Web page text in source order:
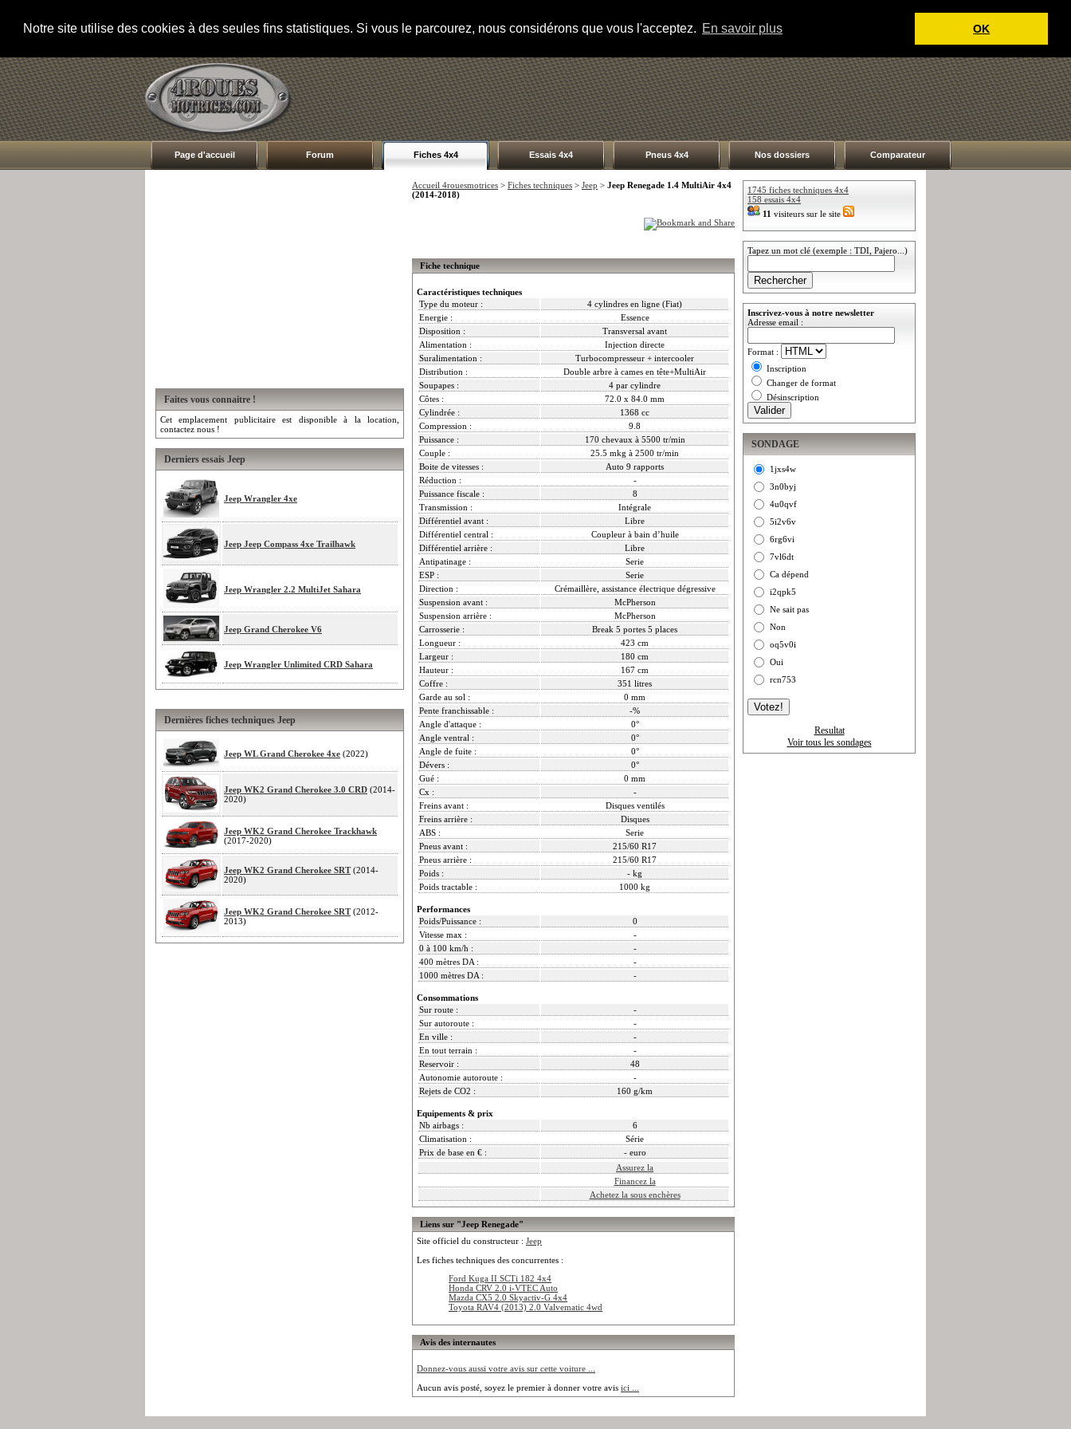
Notre site utilise des cookies à des seules fins statistiques. Si vous le parcourez, nous considérons que vous l'acceptez. En savoir plus OK
Page d'accueil Forum Fiches 4x4 Essais 4x4 Pneus 4x4 Nos dossiers Comparateur
Faites vous connaitre !
Cet emplacement publicitaire est disponible à la location,
contactez nous !
Derniers essais Jeep
Jeep Wrangler 4xe
Jeep Jeep Compass 4xe Trailhawk
Jeep Wrangler 2.2 MultiJet Sahara
Jeep Grand Cherokee V6
Jeep Wrangler Unlimited CRD Sahara
Dernières fiches techniques Jeep
Jeep WL Grand Cherokee 4xe (2022)
Jeep WK2 Grand Cherokee 3.0 CRD (2014-
2020)
Jeep WK2 Grand Cherokee Trackhawk
(2017-2020)
Jeep WK2 Grand Cherokee SRT(2014-
2020)
Jeep WK2 Grand Cherokee SRT(2012-
2013)
Accueil 4rouesmotrices > Fiches techniques > Jeep > Jeep Renegade 1.4 MultiAir 4x4
(2014-2018)
Fiche technique
Caractéristiques techniques
Type du moteur :
4 cylindres en ligne (Fiat)
Energie :
Essence
Disposition :
Transversal avant
Alimentation :
Injection directe
Suralimentation :
Turbocompresseur + intercooler
Distribution :
Double arbre à cames en tête+MultiAir
Soupapes :
4 par cylindre
Côtes :
72.0 x 84.0 mm
Cylindrée :
1368 cc
Compression :
9.8
Puissance :
170 chevaux à 5500 tr/min
Couple :
25.5 mkg à 2500 tr/min
Boite de vitesses :
Auto 9 rapports
Réduction :
-
Puissance fiscale :
8
Transmission :
Intégrale
Différentiel avant :
Libre
Différentiel central :
Coupleur à bain d’huile
Différentiel arrière :
Libre
Antipatinage :
Serie
ESP :
Serie
Direction :
Crémaillère, assistance électrique dégressive
Suspension avant :
McPherson
Suspension arrière :
McPherson
Carrosserie :
Break 5 portes 5 places
Longueur :
423 cm
Largeur :
180 cm
Hauteur :
167 cm
Coffre :
351 litres
Garde au sol :
0 mm
Pente franchissable :
-%
Angle d'attaque :
0°
Angle ventral :
0°
Angle de fuite :
0°
Dévers :
0°
Gué :
0 mm
Cx :
-
Freins avant :
Disques ventilés
Freins arrière :
Disques
ABS :
Serie
Pneus avant :
215/60 R17
Pneus arrière :
215/60 R17
Poids :
- kg
Poids tractable :
1000 kg
Performances
Poids/Puissance :
0
Vitesse max :
-
0 à 100 km/h :
-
400 mètres DA :
-
1000 mètres DA :
-
Consommations
Sur route :
-
Sur autoroute :
-
En ville :
-
En tout terrain :
-
Reservoir :
48
Autonomie autoroute :
-
Rejets de CO2 :
160 g/km
Equipements & prix
Nb airbags :
6
Climatisation :
Série
Prix de base en € :
- euro
Assurez la
Financez la
Achetez la sous enchères
Liens sur "Jeep Renegade"
Site officiel du constructeur : Jeep
Les fiches techniques des concurrentes :
Ford Kuga II SCTi 182 4x4
Honda CRV 2.0 i-VTEC Auto
Mazda CX5 2.0 Skyactiv-G 4x4
Toyota RAV4 (2013) 2.0 Valvematic 4wd
Avis des internautes
Donnez-vous aussi votre avis sur cette voiture ...
Aucun avis posté, soyez le premier à donner votre avis ici ...
1745 fiches techniques 4x4
158 essais 4x4
11 visiteurs sur le site
Tapez un mot clé (exemple : TDI, Pajero...)
Inscrivez-vous à notre newsletter
Adresse email :
Format :
Inscription
Changer de format
Désinscription
SONDAGE
1jxs4w
3n0byj
4u0qvf
5i2v6v
6rg6vi
7vl6dt
Ca dépend
i2qpk5
Ne sait pas
Non
oq5v0i
Oui
rcn753
Resultat
Voir tous les sondages